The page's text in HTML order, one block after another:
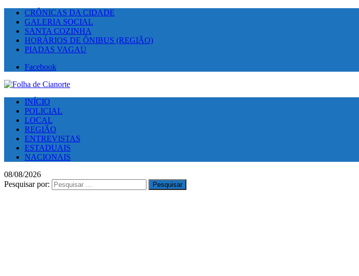
CRÔNICAS DA CIDADE
GALERIA SOCIAL
SANTA COZINHA
HORÁRIOS DE ÔNIBUS (REGIÃO)
PIADAS VAGAU
Facebook
INÍCIO
POLICIAL
LOCAL
REGIÃO
ENTREVISTAS
ESTADUAIS
NACIONAIS
08/08/2026
Pesquisar por: